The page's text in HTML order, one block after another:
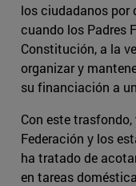
los ciudadanos por
cuando los Padres
Constitución, a la
organizar y
su financiación a
Con este
Federación y los
ha tratado de
en tareas